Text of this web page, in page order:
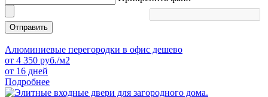
Отправить
Алюминиевые перегородки в офис дешево
от 4 350 руб./м2
от 16 дней
Подробнее